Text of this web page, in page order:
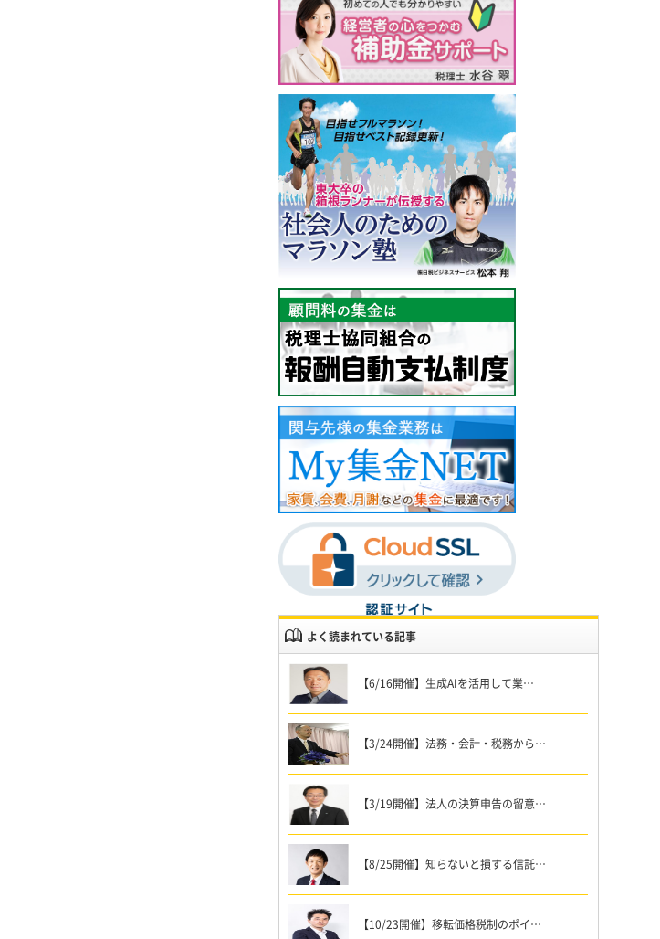
よく読まれている記事
【6/16開催】生成AIを活用して業…
【3/24開催】法務・会計・税務から…
【3/19開催】法人の決算申告の留意…
【8/25開催】知らないと損する信託…
【10/23開催】移転価格税制のポイ…